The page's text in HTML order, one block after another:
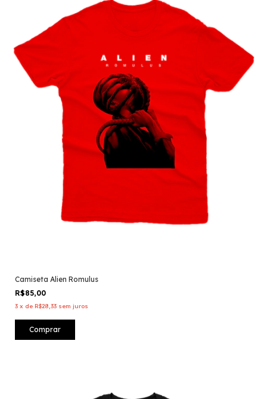
Camiseta Alien Romulus
R$85,00
3 x de R$28,33 sem juros
Comprar